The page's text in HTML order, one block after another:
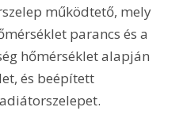
működtető, mely
parancs és a
hőmérséklet alapján
és beépített